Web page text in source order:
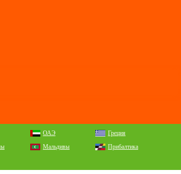
ОАЭ
Греция
Мальдивы
Прибалтика